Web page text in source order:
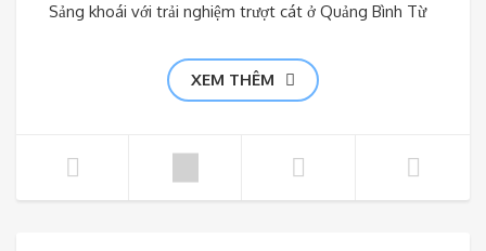
Sảng khoái với trải nghiệm trượt cát ở Quảng Bình Từ
XEM THÊM